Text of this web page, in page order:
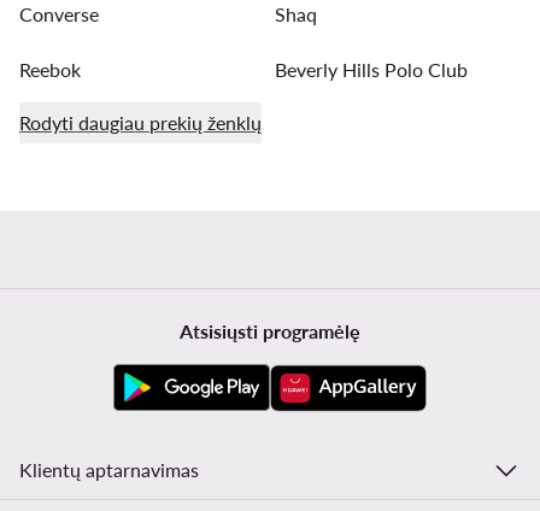
Converse Shaq
Reebok Beverly Hills Polo Club
Rodyti daugiau prekių ženklų
Atsisiųsti programėlę
Klientų aptarnavimas